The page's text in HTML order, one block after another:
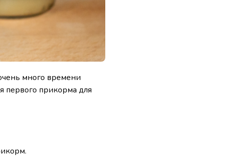
много времени
первого прикорма для